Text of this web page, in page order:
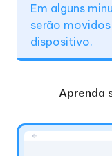
Em alguns
serão
dispositivo.
Aprenda